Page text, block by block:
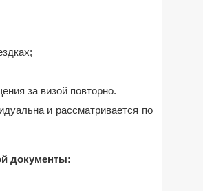
за визой повторно.
и рассматривается по
документы: